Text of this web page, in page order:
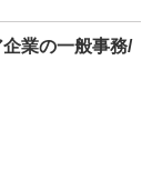
業の一般事務/